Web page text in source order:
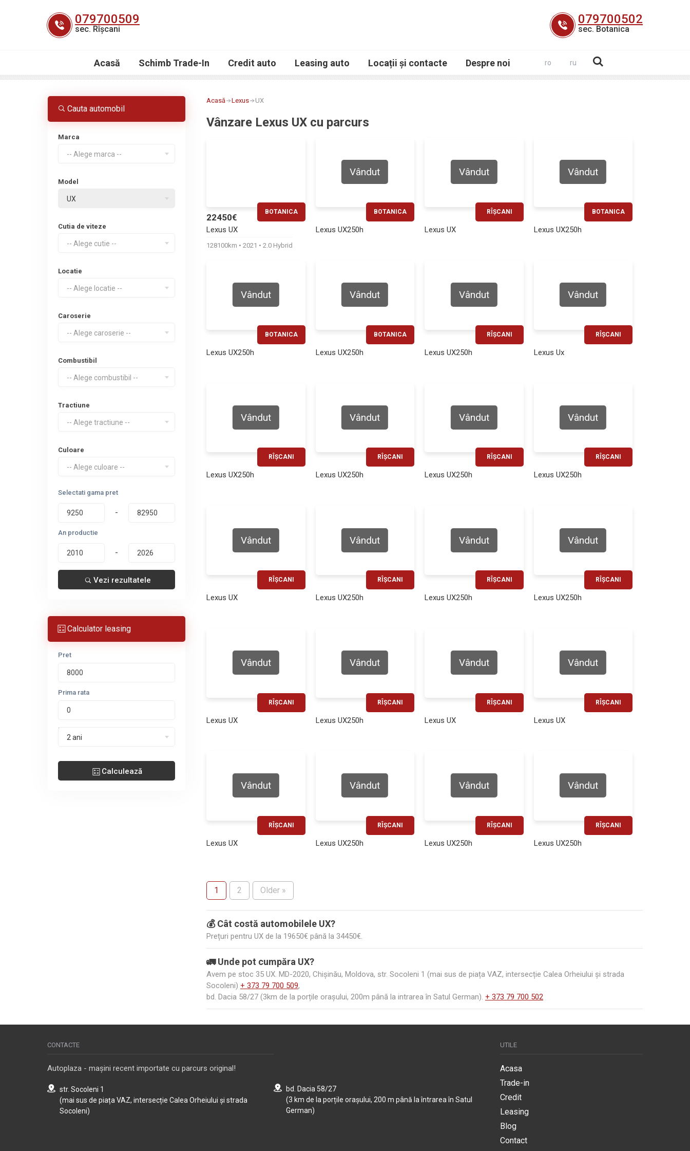
079700509
sec. Rîșcani
079700502
sec. Botanica
Acasă Schimb Trade-In Credit auto Leasing auto Locații și contacte Despre noi ro ru
Cauta automobil
Marca
-- Alege marca --
Model
UX
Cutia de viteze
-- Alege cutie --
Locatie
-- Alege locatie --
Caroserie
-- Alege caroserie --
Combustibil
-- Alege combustibil --
Tractiune
-- Alege tractiune --
Culoare
-- Alege culoare --
Selectati gama pret
-
An productie
-
Vezi rezultatele
Calculator leasing
Pret
Prima rata
Perioada leasing
2 ani
Calculează
Acasă Lexus UX
Vânzare Lexus UX cu parcurs
BOTANICA
22450€
Lexus UX
128100km 2021 2.0 Hybrid
BOTANICA
Vândut
Lexus UX250h
RÎȘCANI
Vândut
Lexus UX
BOTANICA
Vândut
Lexus UX250h
BOTANICA
Vândut
Lexus UX250h
BOTANICA
Vândut
Lexus UX250h
RÎȘCANI
Vândut
Lexus UX250h
RÎȘCANI
Vândut
Lexus Ux
RÎȘCANI
Vândut
Lexus UX250h
RÎȘCANI
Vândut
Lexus UX250h
RÎȘCANI
Vândut
Lexus UX250h
RÎȘCANI
Vândut
Lexus UX250h
RÎȘCANI
Vândut
Lexus UX
RÎȘCANI
Vândut
Lexus UX250h
RÎȘCANI
Vândut
Lexus UX250h
RÎȘCANI
Vândut
Lexus UX250h
RÎȘCANI
Vândut
Lexus UX
RÎȘCANI
Vândut
Lexus UX250h
RÎȘCANI
Vândut
Lexus UX
RÎȘCANI
Vândut
Lexus UX
RÎȘCANI
Vândut
Lexus UX
RÎȘCANI
Vândut
Lexus UX250h
RÎȘCANI
Vândut
Lexus UX250h
RÎȘCANI
Vândut
Lexus UX250h
1 2 Older »
💰 Cât costă automobilele UX?
Prețuri pentru UX de la 19650€ până la 34450€.
🚛 Unde pot cumpăra UX?
Avem pe stoc 35 UX. MD-2020, Chișinău, Moldova, str. Socoleni 1 (mai sus de piața VAZ, intersecție Calea Orheiului și strada
Socoleni) + 373 79 700 509,
bd. Dacia 58/27 (3km de la porțile orașului, 200m până la intrarea în Satul German). + 373 79 700 502
CONTACTE
Autoplaza - mașini recent importate cu parcurs original!
str. Socoleni 1
(mai sus de piața VAZ, intersecție Calea Orheiului și strada
Socoleni)
bd. Dacia 58/27
(3 km de la porțile orașului, 200 m până la întrarea în Satul
German)
UTILE
Acasa
Trade-in
Credit
Leasing
Blog
Contact